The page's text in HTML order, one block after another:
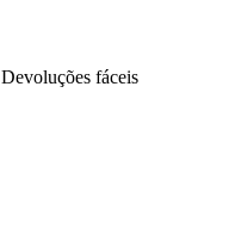
Devoluções fáceis